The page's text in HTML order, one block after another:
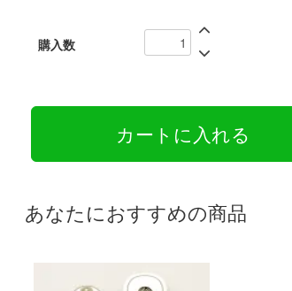
購入数
あなたにおすすめの商品